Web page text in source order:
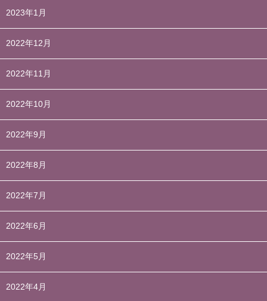
2023年1月
2022年12月
2022年11月
2022年10月
2022年9月
2022年8月
2022年7月
2022年6月
2022年5月
2022年4月